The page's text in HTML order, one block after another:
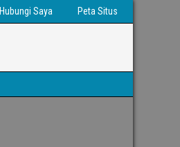
Hubungi Saya Peta Situs